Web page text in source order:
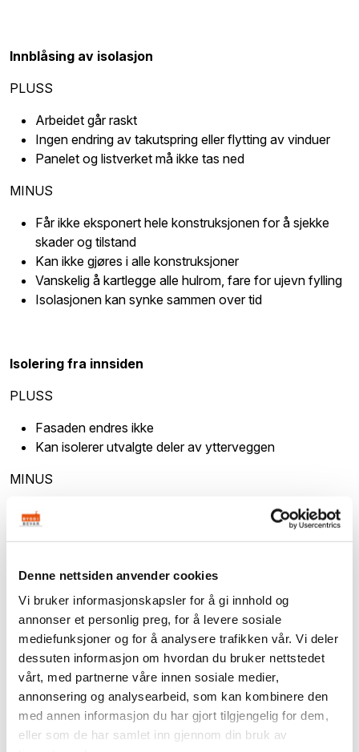
Denne nettsiden anvender cookies
Vi bruker informasjonskapsler for å gi innhold og
annonser et personlig preg, for å levere sosiale
mediefunksjoner og for å analysere trafikken vår. Vi deler
dessuten informasjon om hvordan du bruker nettstedet
vårt, med partnerne våre innen sosiale medier,
annonsering og analysearbeid, som kan kombinere den
med annen informasjon du har gjort tilgjengelig for dem,
eller som de har samlet inn gjennom din bruk av
Innblåsing av isolasjon
PLUSS
Arbeidet går raskt
Ingen endring av takutspring eller flytting av vinduer
Panelet og listverket må ikke tas ned
MINUS
Får ikke eksponert hele konstruksjonen for å sjekke
skader og tilstand
Kan ikke gjøres i alle konstruksjoner
Vanskelig å kartlegge alle hulrom, fare for ujevn fylling
Isolasjonen kan synke sammen over tid
Isolering fra innsiden
PLUSS
Fasaden endres ikke
Kan isolerer utvalgte deler av ytterveggen
MINUS
Den opprinnelige konstruksjonen blir kaldere og i
verste fall fuktigere
Kuldebroer
på murvegger